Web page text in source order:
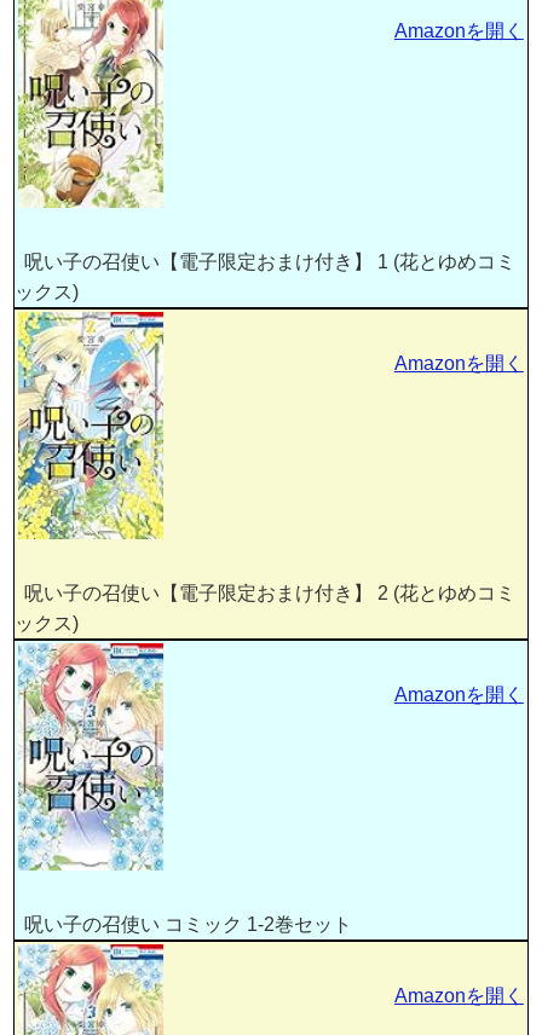
呪い子の召使い【電子限定おまけ付き】 1 (花とゆめコミ
ックス)
Amazonを開く
呪い子の召使い【電子限定おまけ付き】 2 (花とゆめコミ
ックス)
Amazonを開く
呪い子の召使い コミック 1-2巻セット
Amazonを開く
Amazonを開く